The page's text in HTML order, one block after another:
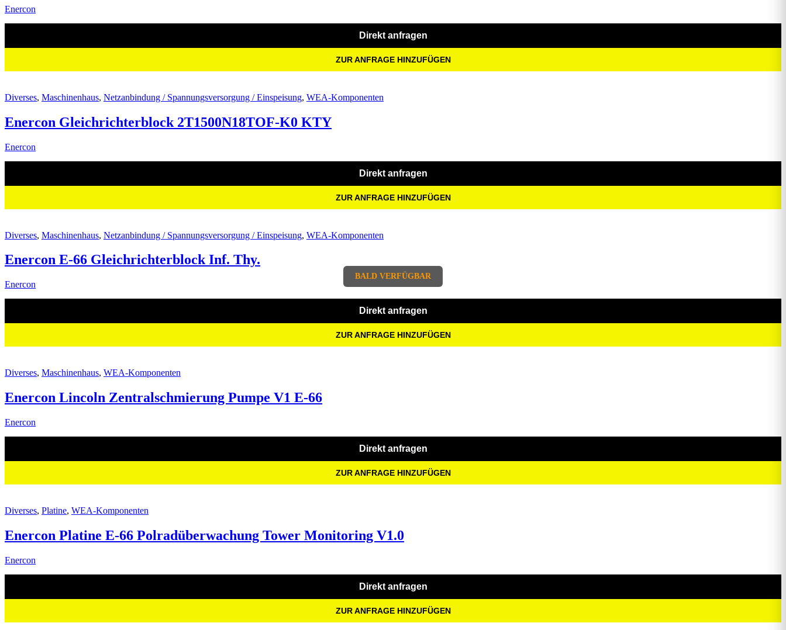
Enercon
Direkt anfragen
ZUR ANFRAGE HINZUFÜGEN
BALD VERFÜGBAR
Diverses, Maschinenhaus, Netzanbindung / Spannungsversorgung / Einspeisung, WEA-Komponenten
Enercon Gleichrichterblock 2T1500N18TOF-K0 KTY
Enercon
Direkt anfragen
ZUR ANFRAGE HINZUFÜGEN
Diverses, Maschinenhaus, Netzanbindung / Spannungsversorgung / Einspeisung, WEA-Komponenten
Enercon E-66 Gleichrichterblock Inf. Thy.
Enercon
Direkt anfragen
ZUR ANFRAGE HINZUFÜGEN
Diverses, Maschinenhaus, WEA-Komponenten
Enercon Lincoln Zentralschmierung Pumpe V1 E-66
Enercon
Direkt anfragen
ZUR ANFRAGE HINZUFÜGEN
Diverses, Platine, WEA-Komponenten
Enercon Platine E-66 Polradüberwachung Tower Monitoring V1.0
Enercon
Direkt anfragen
ZUR ANFRAGE HINZUFÜGEN